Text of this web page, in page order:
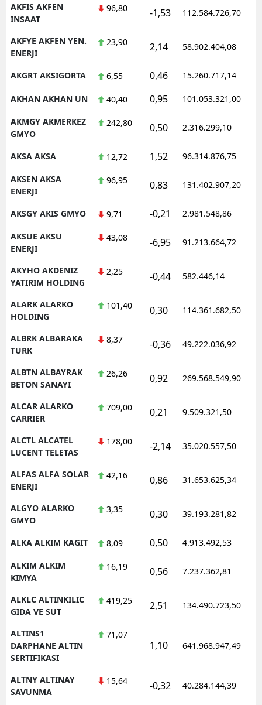
AKFIS AKFEN
INSAAT
96,80 -1,53 112.584.726,70
AKFYE AKFEN YEN.
ENERJI
23,90 2,14 58.902.404,08
AKGRT AKSIGORTA 6,55 0,46 15.260.717,14
AKHAN AKHAN UN 40,40 0,95 101.053.321,00
AKMGY AKMERKEZ
GMYO
242,80 0,50 2.316.299,10
AKSA AKSA 12,72 1,52 96.314.876,75
AKSEN AKSA
ENERJI
96,95 0,83 131.402.907,20
AKSGY AKIS GMYO 9,71 -0,21 2.981.548,86
AKSUE AKSU
ENERJI
43,08 -6,95 91.213.664,72
AKYHO AKDENIZ
YATIRIM HOLDING
2,25 -0,44 582.446,14
ALARK ALARKO
HOLDING
101,40 0,30 114.361.682,50
ALBRK ALBARAKA
TURK
8,37 -0,36 49.222.036,92
ALBTN ALBAYRAK
BETON SANAYI
26,26 0,92 269.568.549,90
ALCAR ALARKO
CARRIER
709,00 0,21 9.509.321,50
ALCTL ALCATEL
LUCENT TELETAS
178,00 -2,14 35.020.557,50
ALFAS ALFA SOLAR
ENERJI
42,16 0,86 31.653.625,34
ALGYO ALARKO
GMYO
3,35 0,30 39.193.281,82
ALKA ALKIM KAGIT 8,09 0,50 4.913.492,53
ALKIM ALKIM
KIMYA
16,19 0,56 7.237.362,81
ALKLC ALTINKILIC
GIDA VE SUT
419,25 2,51 134.490.723,50
ALTINS1
DARPHANE ALTIN
SERTIFIKASI
71,07
1,10 641.968.947,49
ALTNY ALTINAY
SAVUNMA
15,64 -0,32 40.284.144,39